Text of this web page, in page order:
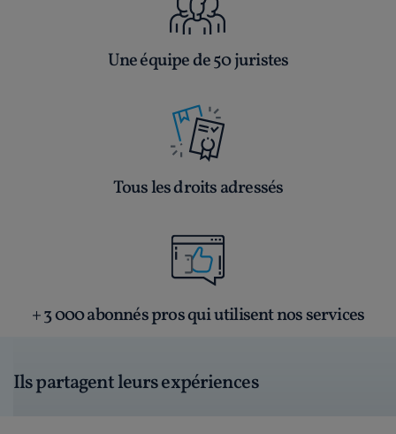
Une équipe de 50 juristes
Tous les droits adressés
+ 3 000 abonnés pros qui utilisent nos services
Ils partagent leurs expériences